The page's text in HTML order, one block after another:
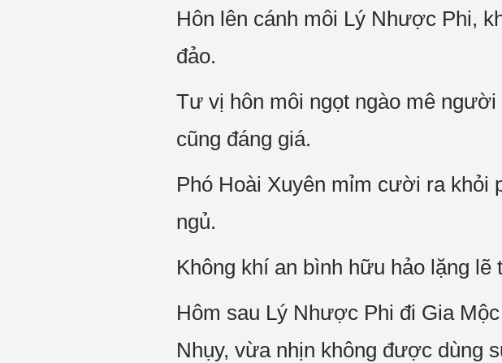
Hôn lên cánh môi Lý Nhược Phi,
đảo.
Tư vị hôn môi ngọt ngào mê
cũng đáng giá.
Phó Hoài Xuyên mỉm cười ra khỏi
ngủ.
Không khí an bình hữu hảo lặng lẽ
Hôm sau Lý Nhược Phi đi Gia
Nhụy, vừa nhịn không được dùng